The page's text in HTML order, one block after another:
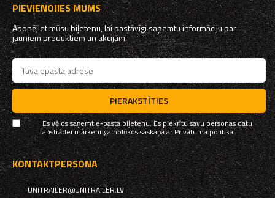
PIEVIENOJIES MUMS
Abonējiet mūsu biļetenu, lai pastāvīgi saņemtu informāciju par
jauniem produktiem un akcijām.
PIERAKSTĪTIES
Es vēlos saņemt e-pasta biļetenu. Es piekrītu savu personas datu
apstrādei mārketinga nolūkos saskaņā arPrivātuma politika
KONTAKTPERSONA
UNITRAILER@UNITRAILER.LV